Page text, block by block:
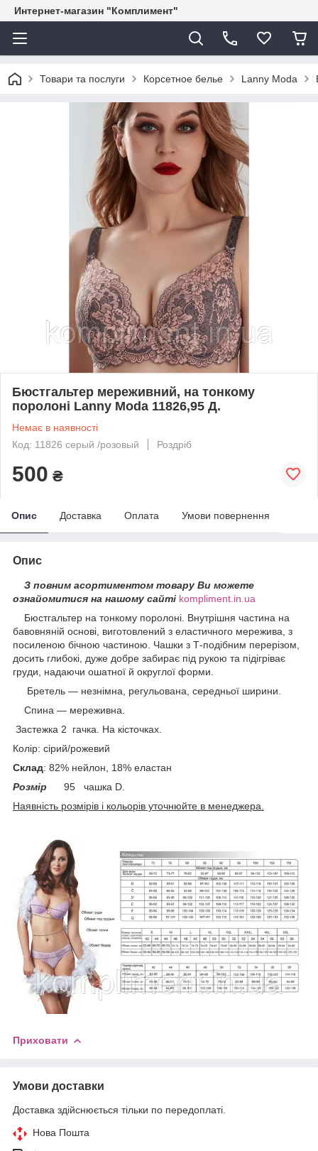
Интернет-магазин "Комплимент"
Товари та послуги Корсетное белье Lanny Moda
Бюстгальтер мереживний, на тонкому
поролоні Lanny Moda 11826,95 Д.
Немає в наявності
Код: 11826 серый /розовый
Роздріб
500 ₴
Опис Доставка Оплата Умови повернення
Опис
З повним асортиментом товару Ви можете
ознайомитися на нашому сайті kompliment.in.ua
Бюстгальтер на тонкому поролоні. Внутрішня частина на
бавовняній основі, виготовлений з еластичного мережива, з
посиленою бічною частиною. Чашки з Т-подібним перерізом,
досить глибокі, дуже добре забирає під рукою та підігріває
груди, надаючи ошатної й округлої форми.
Бретель — незнімна, регульована, середньої ширини.
Спина — мереживна.
Застежка 2 гачка. На кісточках.
Колір: сірий/рожевий
Склад: 82% нейлон, 18% еластан
Розмір 95 чашка D.
Наявність розмірів і кольорів уточнюйте в менеджера.
Приховати
Умови доставки
Доставка здійснюється тільки по передоплаті.
Нова Пошта